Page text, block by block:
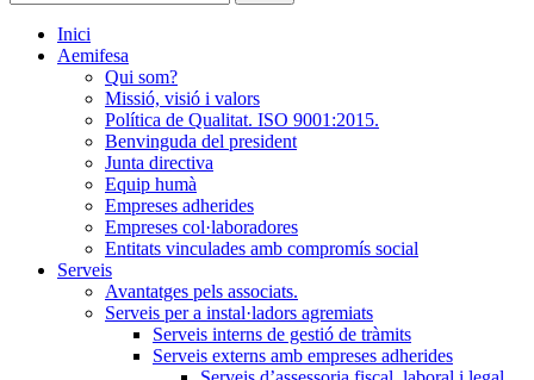
Inici
Aemifesa
Qui som?
Missió, visió i valors
Política de Qualitat. ISO 9001:2015.
Benvinguda del president
Junta directiva
Equip humà
Empreses adherides
Empreses col·laboradores
Entitats vinculades amb compromís social
Serveis
Avantatges pels associats.
Serveis per a instal·ladors agremiats
Serveis interns de gestió de tràmits
Serveis externs amb empreses adherides